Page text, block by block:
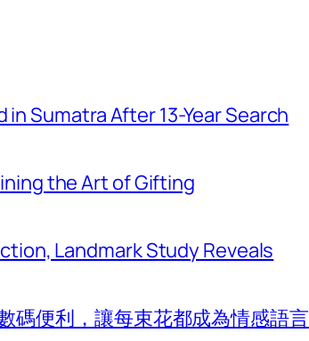
Sumatra After 13-Year Search
the Art of Gifting
Landmark Study Reveals
碼便利，讓每束花都成為情感語言